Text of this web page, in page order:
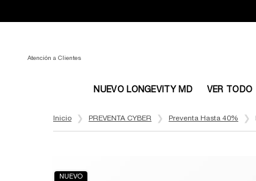
Atención a Clientes
NUEVO LONGEVITY MD VER TODO
Inicio
PREVENTA CYBER Preventa Hasta 40%
NUEVO